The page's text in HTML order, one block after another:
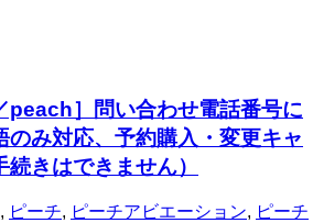
peach］問い合わせ電話番号に
のみ対応、予約購入・変更キャ
きはできません）
, ピーチ, ピーチアビエーション, ピーチ